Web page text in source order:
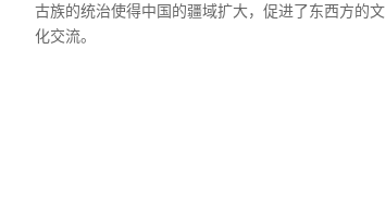
古族的统治使得中国的疆域扩大，促进了东西方的文
化交流。